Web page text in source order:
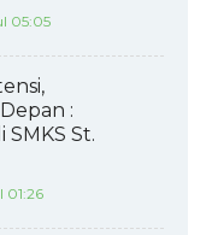
05:05
:
SMKS St.